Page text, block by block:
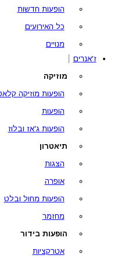
הופעות חדשות
כל האירועים
מנויים
ז'אנרים
מוזיקה
הופעות מוזיקה
הופעות
הופעות ג'אז ובלוז
תיאטרון
הצגות
אופרה
הופעות מחול ובלט
מחזמר
הופעות בידור
אטרקציות